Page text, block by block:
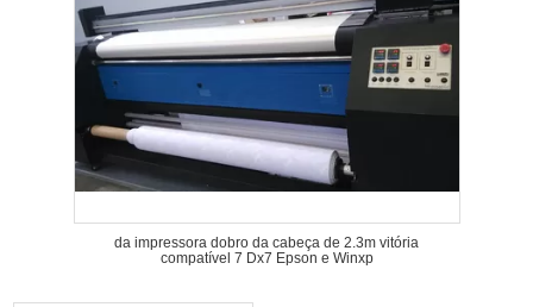
da impressora dobro da cabeça de 2.3m vitória
compatível 7 Dx7 Epson e Winxp